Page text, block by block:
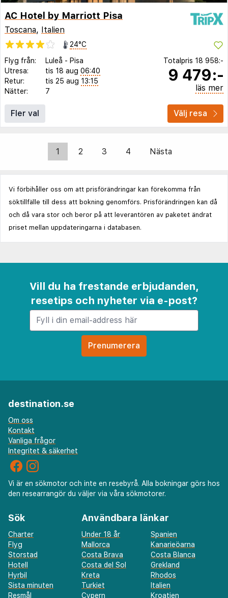
AC Hotel by Marriott Pisa
Toscana, Italien
24°C
Flyg från:
Luleå - Pisa
Utresa:
tis 18 aug 06:40
Retur:
tis 25 aug 13:15
Nätter:
7
Totalpris 18 958:-
9 479:-
läs mer
Fler val Välj resa
1 2 3 4 Nästa
Vi förbihåller oss om att prisförändringar kan förekomma från
söktillfälle till dess att bokning genomförs. Prisförändringen kan då
och då vara stor och beror på att leverantören av paketet ändrat
priset mellan uppdateringarna i databasen.
Vill du ha frestande erbjudanden,
resetips och nyheter via e-post?
destination.se
Om oss
Kontakt
Vanliga frågor
Integritet & säkerhet
Vi är en sökmotor och inte en resebyrå. Alla bokningar görs hos
den researrangör du väljer via våra sökmotorer.
Sök
Charter
Flyg
Storstad
Hotell
Hyrbil
Sista minuten
Resmål
Användbara länkar
Under 18 år
Spanien
Mallorca
Kanarieöarna
Costa Brava
Costa Blanca
Costa del Sol
Grekland
Kreta
Rhodos
Turkiet
Italien
Cypern
Kroatien